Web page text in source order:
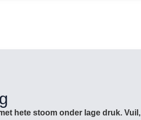
hete stoom onder lage druk. Vuil,